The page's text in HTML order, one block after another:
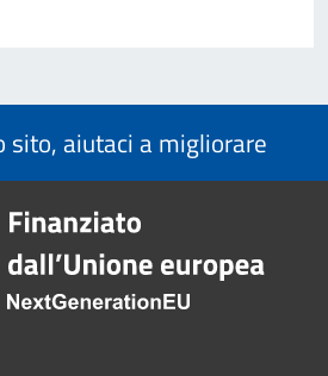
sito, aiutaci a migliorare